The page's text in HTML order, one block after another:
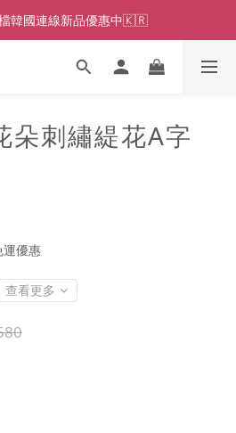
韓國連線新品優惠中🇰🇷
朵刺繡緹花A字
運優惠
查看更多